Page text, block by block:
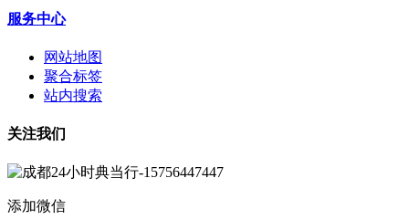
服务中心
网站地图
聚合标签
站内搜索
关注我们
添加微信